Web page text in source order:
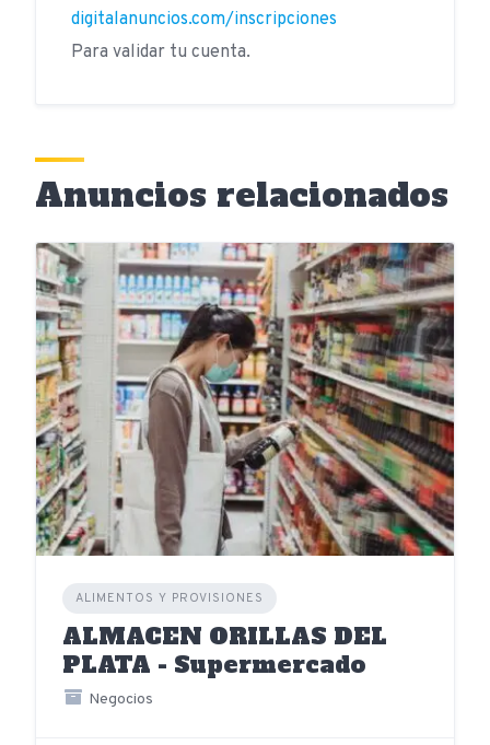
digitalanuncios.com/inscripciones
Para validar tu cuenta.
Anuncios relacionados
ALIMENTOS Y PROVISIONES
ALMACEN ORILLAS DEL
PLATA - Supermercado
Negocios